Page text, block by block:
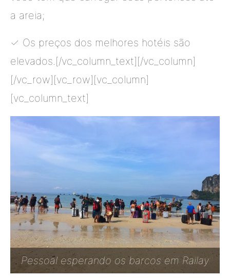
a areia;
✓ Os preços dos melhores hotéis são
elevados.[/vc_column_text][/vc_column]
[/vc_row][vc_row][vc_column]
[vc_column_text]
Pessoal esperando os barcos em Railay